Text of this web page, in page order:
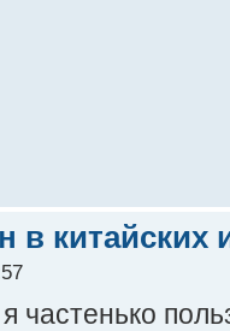
в китайских
я частенько